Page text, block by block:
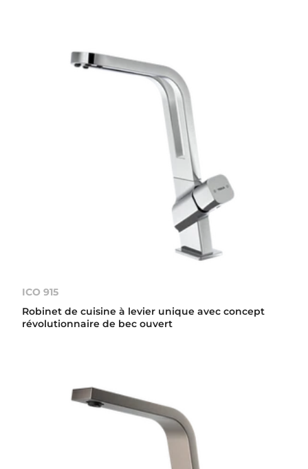
ICO 915
Robinet de cuisine à levier unique avec concept
révolutionnaire de bec ouvert